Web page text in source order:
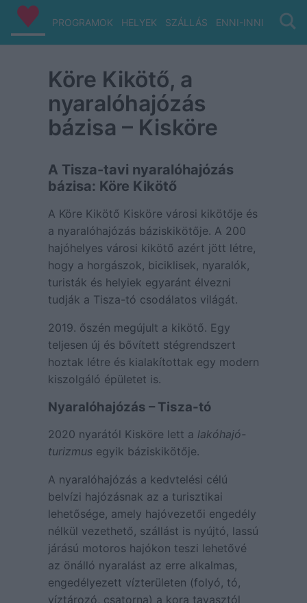
PROGRAMOK HELYEK SZÁLLÁS ENNI-INNI VIZ/
Köre Kikötő, a
nyaralóhajózás
bázisa – Kisköre
A Tisza-tavi nyaralóhajózás
bázisa: Köre Kikötő
A Köre Kikötő Kisköre városi kikötője és
a nyaralóhajózás báziskikötője. A 200
hajóhelyes városi kikötő azért jött létre,
hogy a horgászok, biciklisek, nyaralók,
turisták és helyiek egyaránt élvezni
tudják a Tisza-tó csodálatos világát.
2019. őszén megújult a kikötő. Egy
teljesen új és bővített stégrendszert
hoztak létre és kialakítottak egy modern
kiszolgáló épületet is.
Nyaralóhajózás – Tisza-tó
2020 nyarától Kisköre lett a lakóhajó-
turizmusegyik báziskikötője.
A nyaralóhajózás a kedvtelési célú
belvízi hajózásnak az a turisztikai
lehetősége, amely hajóvezetői engedély
nélkül vezethető, szállást is nyújtó, lassú
járású motoros hajókon teszi lehetővé
az önálló nyaralást az erre alkalmas,
engedélyezett vízterületen (folyó, tó,
víztározó, csatorna) a kora tavasztól